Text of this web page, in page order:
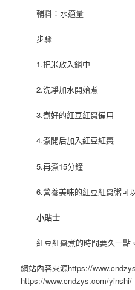
輔料：水適量
步驟
1.把米放入鍋中
2.洗凈加水開始煮
3.煮好的紅豆紅棗備用
4.煮開后加入紅豆紅棗
5.再煮15分鐘
6.營養美味的紅豆紅棗粥可
小貼士
紅豆紅棗煮的時間要久一點
網站內容來源https://
https://www.cndzys.com/yinshi/